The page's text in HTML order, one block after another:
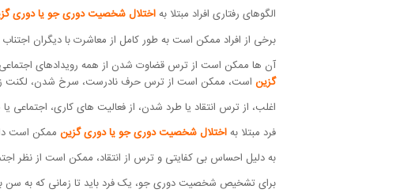
الگوهای رفتاری افراد مبتلا بهاختلال شخصیت دوری جو یا دوری
برخی از افراد ممکن است به طور کامل از معاشرت با دیگران
آن ها ممکن است از ترس قضاوت شدن از همه رویدادهای اجتماعی
گزین است، ممکن است از ترس حرف نادرست، سرخ شدن، لکنت
اغلب، از ترس انتقاد یا طرد شدن، از فعالیت های کاری، اجتماعی
فرد مبتلا بهاختلال شخصیت دوری جو یا دوری گزین ممکن است
به دلیل احساس بی کفایتی و ترس از انتقاد، ممکن است از نظر
برای تشخیص شخصیت دوری جو، یک فرد باید تا زمانی که به سن